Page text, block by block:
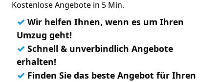
Kostenlose Angebote in 5 Min.
✓ Wir helfen Ihnen, wenn es um Ihren
Umzug geht!
✓ Schnell & unverbindlich Angebote
erhalten!
✓ Finden Sie das beste Angebot für Ihren